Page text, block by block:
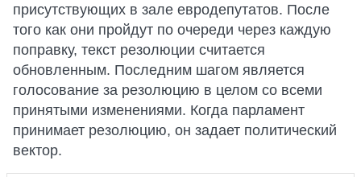
присутствующих в зале евродепутатов. После
того как они пройдут по очереди через каждую
поправку, текст резолюции считается
обновленным. Последним шагом является
голосование за резолюцию в целом со всеми
принятыми изменениями. Когда парламент
принимает резолюцию, он задает политический
вектор.